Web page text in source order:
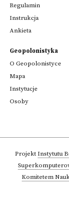
Regulamin
Instrukcja
Ankieta
Geopolonistyka
O Geopolonistyce
Mapa
Instytucje
Osoby
ProjektInstytutu
Komitetem